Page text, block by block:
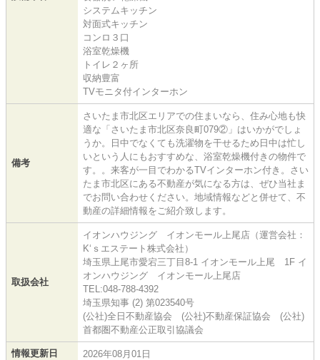
システムキッチン
対面式キッチン
コンロ３口
浴室乾燥機
トイレ２ヶ所
収納豊富
TVモニタ付インターホン
備考
さいたま市北区エリアでの住まいなら、住み心地も快
適な「さいたま市北区奈良町079②」はいかがでしょ
うか。日中でなくても洗濯物を干せるため日中は忙し
いという人にもおすすめな、浴室乾燥機付きの物件で
す。。来客が一目でわかるTVインターホン付き。さい
たま市北区にある不動産が気になる方は、ぜひ当社ま
でお問い合わせください。地域情報などと併せて、不
動産の詳細情報をご紹介致します。
取扱会社
イオンハウジング イオンモール上尾店（運営会社：
K‘ｓエステート株式会社）
埼玉県上尾市愛宕三丁目8-1 イオンモール上尾 1F イ
オンハウジング イオンモール上尾店
TEL:048-788-4392
埼玉県知事 (2) 第023540号
(公社)全日不動産協会 (公社)不動産保証協会 (公社)
首都圏不動産公正取引協議会
情報更新日 2026年08月01日